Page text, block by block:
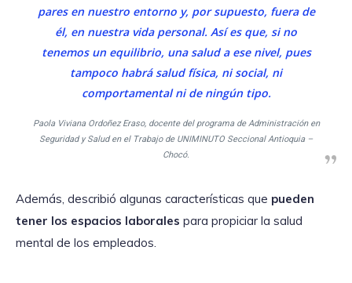
pares en nuestro entorno y, por supuesto, fuera de
él, en nuestra vida personal. Así es que, si no
tenemos un equilibrio, una salud a ese nivel, pues
tampoco habrá salud física, ni social, ni
comportamental ni de ningún tipo.
Paola Viviana Ordoñez Eraso, docente del programa de Administración en
Seguridad y Salud en el Trabajo de UNIMINUTO Seccional Antioquia –
Chocó.
Además, describió algunas características que pueden
tener los espacios laborales para propiciar la salud
mental de los empleados.